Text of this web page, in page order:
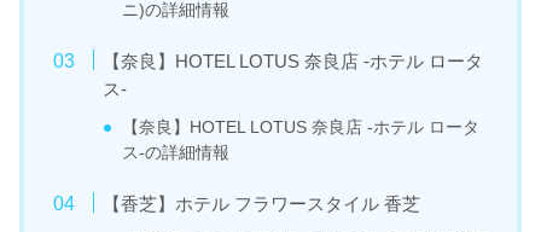
ニ)の詳細情報
【奈良】HOTEL LOTUS 奈良店 -ホテル ロータ
ス-
【奈良】HOTEL LOTUS 奈良店 -ホテル ロータ
ス-の詳細情報
【香芝】ホテル フラワースタイル 香芝